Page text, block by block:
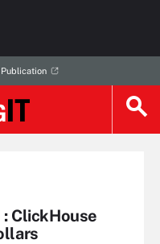
ClickHouse